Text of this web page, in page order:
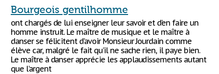
Bourgeois gentilhomme
ont chargés de lui enseigner leur savoir et d’en faire un
homme instruit. Le maître de musique et le maître à
danser se félicitent d’avoir Monsieur Jourdain comme
élève car, malgré le fait qu’il ne sache rien, il paye bien.
Le maître à danser apprécie les applaudissements autant
que l’argent